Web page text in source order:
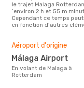
le trajet Malaga
´environ 2 h et 55 m
Cependant ce temps
en fonction d'autres
Aéroport d'origine
Málaga Airport
En volant de Malaga à
Rotterdam